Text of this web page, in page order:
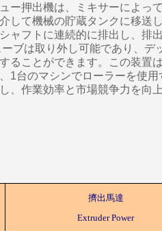
ー押出機は、ミキサーによっ
して機械の貯蔵タンクに移送
ャフトに連続的に排出し、排
ーブは取り外し可能であり、デ
ることができます。この装置
1台のマシンでローラーを使用
、作業効率と市場競争力を向
擠出馬達
Extruder Power